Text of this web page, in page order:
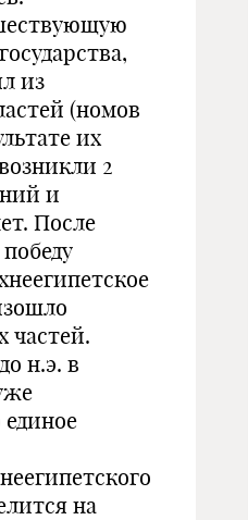
из
(номов
их
2
и
После
частей.
н.э. в
на